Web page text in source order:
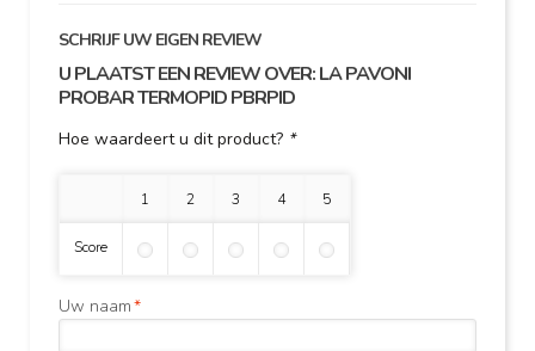
SCHRIJF UW EIGEN REVIEW
U PLAATST EEN REVIEW OVER:LA PAVONI
PROBAR TERMOPID PBRPID
Hoe waardeert u dit product? *
1 ster 2 sterren3 sterren4 sterren5 sterren
Score
*
Uw naam